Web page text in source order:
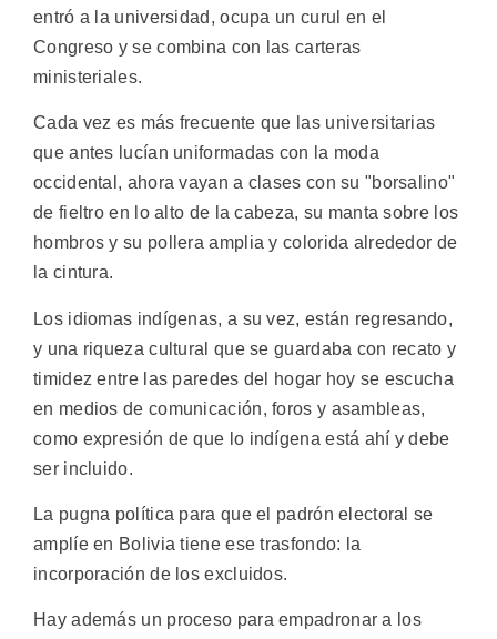
entró a la universidad, ocupa un curul en el
Congreso y se combina con las carteras
ministeriales.
Cada vez es más frecuente que las universitarias
que antes lucían uniformadas con la moda
occidental, ahora vayan a clases con su "borsalino"
de fieltro en lo alto de la cabeza, su manta sobre los
hombros y su pollera amplia y colorida alrededor de
la cintura.
Los idiomas indígenas, a su vez, están regresando,
y una riqueza cultural que se guardaba con recato y
timidez entre las paredes del hogar hoy se escucha
en medios de comunicación, foros y asambleas,
como expresión de que lo indígena está ahí y debe
ser incluido.
La pugna política para que el padrón electoral se
amplíe en Bolivia tiene ese trasfondo: la
incorporación de los excluidos.
Hay además un proceso para empadronar a los